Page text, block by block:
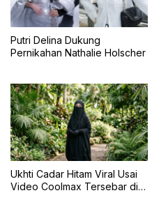
Putri Delina Dukung
Pernikahan Nathalie Holscher
Ukhti Cadar Hitam Viral Usai
Video Coolmax Tersebar di